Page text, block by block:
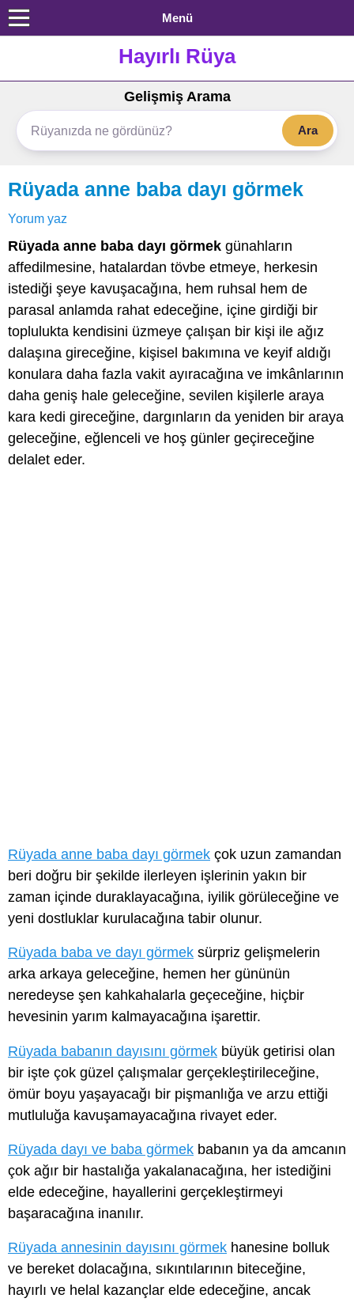
Menü
Hayırlı Rüya
Gelişmiş Arama
Ara
Rüyada anne baba dayı görmek
Yorum yaz
Rüyada anne baba dayı görmek günahların
affedilmesine, hatalardan tövbe etmeye, herkesin
istediği şeye kavuşacağına, hem ruhsal hem de
parasal anlamda rahat edeceğine, içine girdiği bir
toplulukta kendisini üzmeye çalışan bir kişi ile ağız
dalaşına gireceğine, kişisel bakımına ve keyif aldığı
konulara daha fazla vakit ayıracağına ve imkânlarının
daha geniş hale geleceğine, sevilen kişilerle araya
kara kedi gireceğine, dargınların da yeniden bir araya
geleceğine, eğlenceli ve hoş günler geçireceğine
delalet eder.
Rüyada anne baba dayı görmek çok uzun zamandan
beri doğru bir şekilde ilerleyen işlerinin yakın bir
zaman içinde duraklayacağına, iyilik görüleceğine ve
yeni dostluklar kurulacağına tabir olunur.
Rüyada baba ve dayı görmek sürpriz gelişmelerin
arka arkaya geleceğine, hemen her gününün
neredeyse şen kahkahalarla geçeceğine, hiçbir
hevesinin yarım kalmayacağına işarettir.
Rüyada babanın dayısını görmek büyük getirisi olan
bir işte çok güzel çalışmalar gerçekleştirileceğine,
ömür boyu yaşayacağı bir pişmanlığa ve arzu ettiği
mutluluğa kavuşamayacağına rivayet eder.
Rüyada dayı ve baba görmek babanın ya da amcanın
çok ağır bir hastalığa yakalanacağına, her istediğini
elde edeceğine, hayallerini gerçekleştirmeyi
başaracağına inanılır.
Rüyada annesinin dayısını görmek hanesine bolluk
ve bereket dolacağına, sıkıntılarının biteceğine,
hayırlı ve helal kazançlar elde edeceğine, ancak